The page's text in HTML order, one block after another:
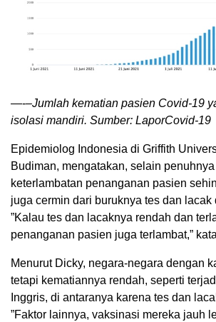
—-–Jumlah kematian pasien Covid-19
isolasi mandiri. Sumber: LaporCovid-19
Epidemiolog Indonesia di Griffith
Budiman, mengatakan, selain
keterlambatan penanganan pasien
juga cermin dari buruknya tes dan lacak
”Kalau tes dan lacaknya rendah dan
penanganan pasien juga terlambat,”
Menurut Dicky, negara-negara dengan
tetapi kematiannya rendah, seperti
Inggris, di antaranya karena tes dan
”Faktor lainnya, vaksinasi mereka jauh